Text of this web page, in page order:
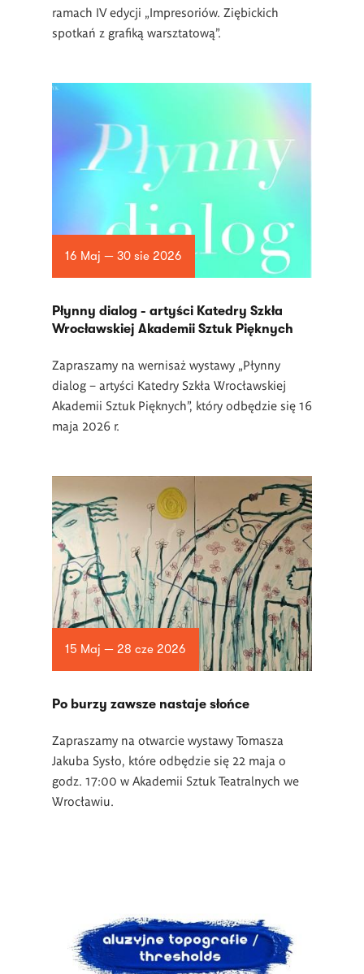
ramach IV edycji „Impresoriów. Ziębickich
spotkań z grafiką warsztatową”.
16 Maj — 30 sie 2026
Płynny dialog - artyści Katedry Szkła
Wrocławskiej Akademii Sztuk Pięknych
Zapraszamy na wernisaż wystawy „Płynny
dialog – artyści Katedry Szkła Wrocławskiej
Akademii Sztuk Pięknych”, który odbędzie się 16
maja 2026 r.
15 Maj — 28 cze 2026
Po burzy zawsze nastaje słońce
Zapraszamy na otwarcie wystawy Tomasza
Jakuba Sysło, które odbędzie się 22 maja o
godz. 17:00 w Akademii Sztuk Teatralnych we
Wrocławiu.